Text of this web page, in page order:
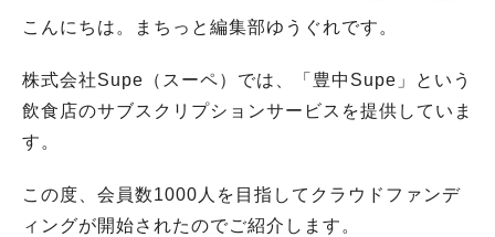
こんにちは。まちっと編集部ゆうぐれです。
株式会社Supe（スーペ）では、「豊中Supe」という
飲食店のサブスクリプションサービスを提供していま
す。
この度、会員数1000人を目指してクラウドファンデ
ィングが開始されたのでご紹介します。